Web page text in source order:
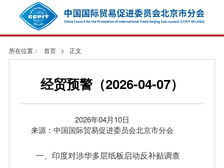
所在位置： 首页 > 正文
经贸预警（2026-04-07）
2026年04月10日
来源：中国国际贸易促进委员会北京市分会
一、印度对涉华多层纸板启动反补贴调查